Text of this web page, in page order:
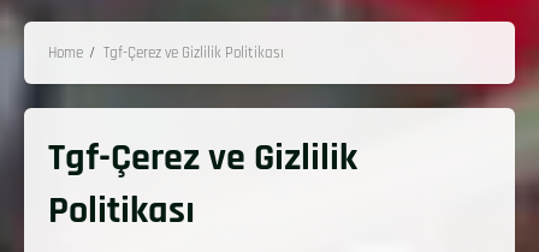
Home Tgf-Çerez ve Gizlilik Politikası
Tgf-Çerez ve Gizlilik
Politikası